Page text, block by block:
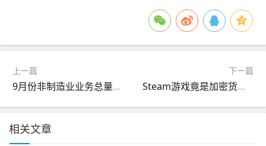
上一篇
9月份非制造业业务总量总体稳定 服务业继续扩张
下一篇
Steam游戏竟是加密货币窃贼 数百用户损失超15万美元
相关文章